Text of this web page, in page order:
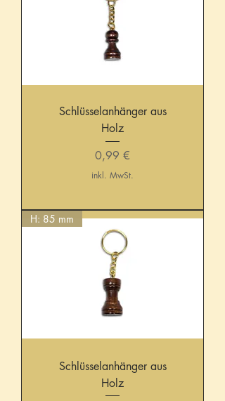
Schlüsselanhänger aus
Holz
Preis
0,99 €
inkl. MwSt.
H: 85 mm
Schlüsselanhänger aus
Holz